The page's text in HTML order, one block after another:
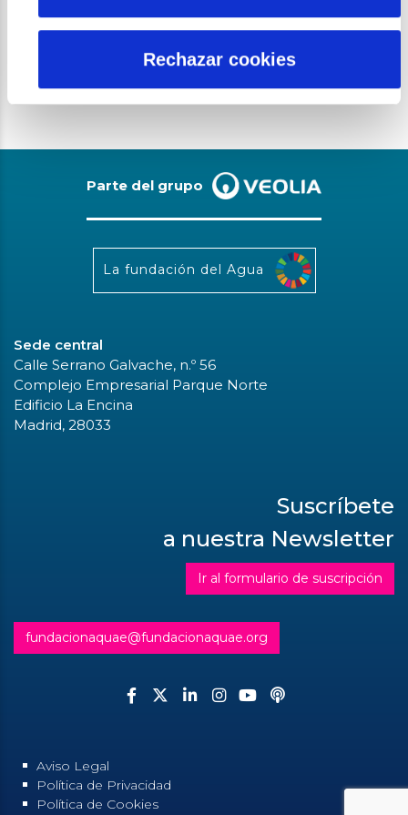
Rechazar cookies
Misión Amazonas, una
colaboración ent...
Parte del grupo
La fundación del Agua
Sede central
Calle Serrano Galvache, n.º 56
Complejo Empresarial Parque Norte
Edificio La Encina
Madrid, 28033
Suscríbete
a nuestra Newsletter
Ir al formulario de suscripción
fundacionaquae@fundacionaquae.org
Aviso Legal
Política de Privacidad
Política de Cookies